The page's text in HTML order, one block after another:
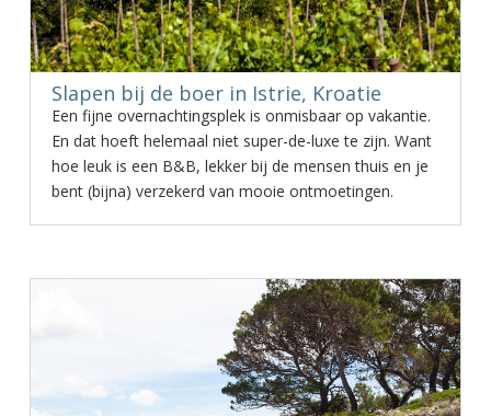
Slapen bij de boer in Istrie, Kroatie
Een fijne overnachtingsplek is onmisbaar op vakantie.
En dat hoeft helemaal niet super-de-luxe te zijn. Want
hoe leuk is een B&B, lekker bij de mensen thuis en je
bent (bijna) verzekerd van mooie ontmoetingen.